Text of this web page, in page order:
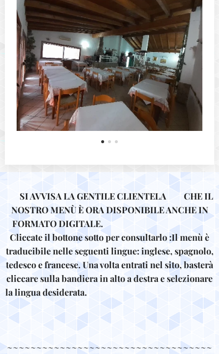
SI AVVISA LA GENTILE CLIENTELA CHE IL
NOSTRO MENÙ È ORA DISPONIBILE ANCHE IN
FORMATO DIGITALE.
Cliccate il bottone sotto per consultarlo :Il menù è
traducibile nelle seguenti lingue: inglese, spagnolo,
tedesco e francese. Una volta entrati nel sito, basterà
cliccare sulla bandiera in alto a destra e selezionare
la lingua desiderata.
~~~~~~~~~~~~~~~~~~~~~~~~~~~~~~~~~~~